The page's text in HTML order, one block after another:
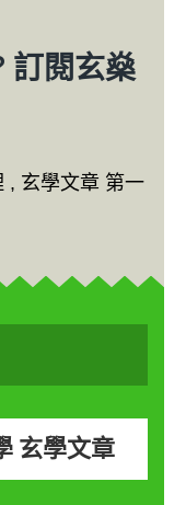
訂閱玄燊
, 玄學文章 第一
玄學文章